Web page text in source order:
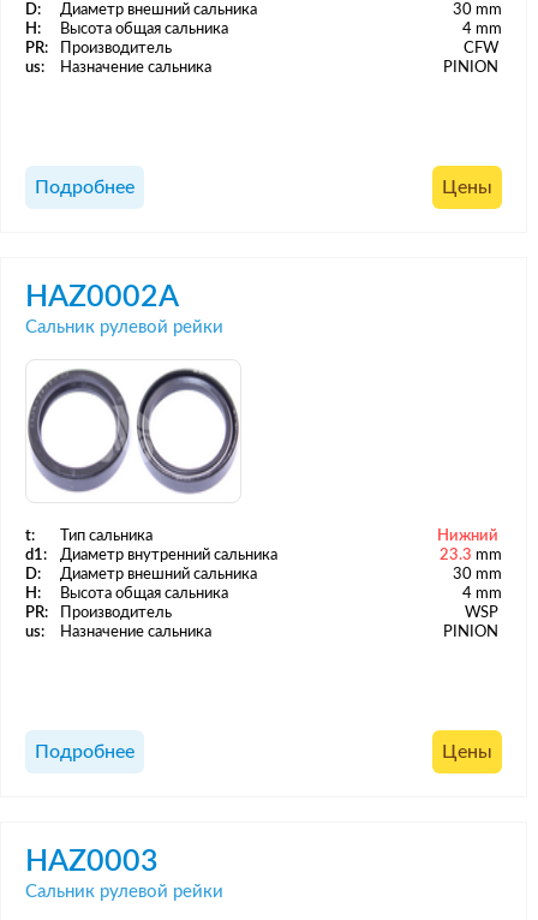
D:
Диаметр внешний сальника
30 mm
H:
Высота общая сальника
4 mm
PR:
Производитель
CFW
us:
Назначение сальника PINION
Подробнее Цены
HAZ0002A
Сальник рулевой рейки
t: Тип сальника
Нижний
d1:
Диаметр внутренний сальника 23.3 mm
D:
Диаметр внешний сальника
30 mm
H:
Высота общая сальника
4 mm
PR:
Производитель
WSP
us:
Назначение сальника PINION
Подробнее Цены
HAZ0003
Сальник рулевой рейки